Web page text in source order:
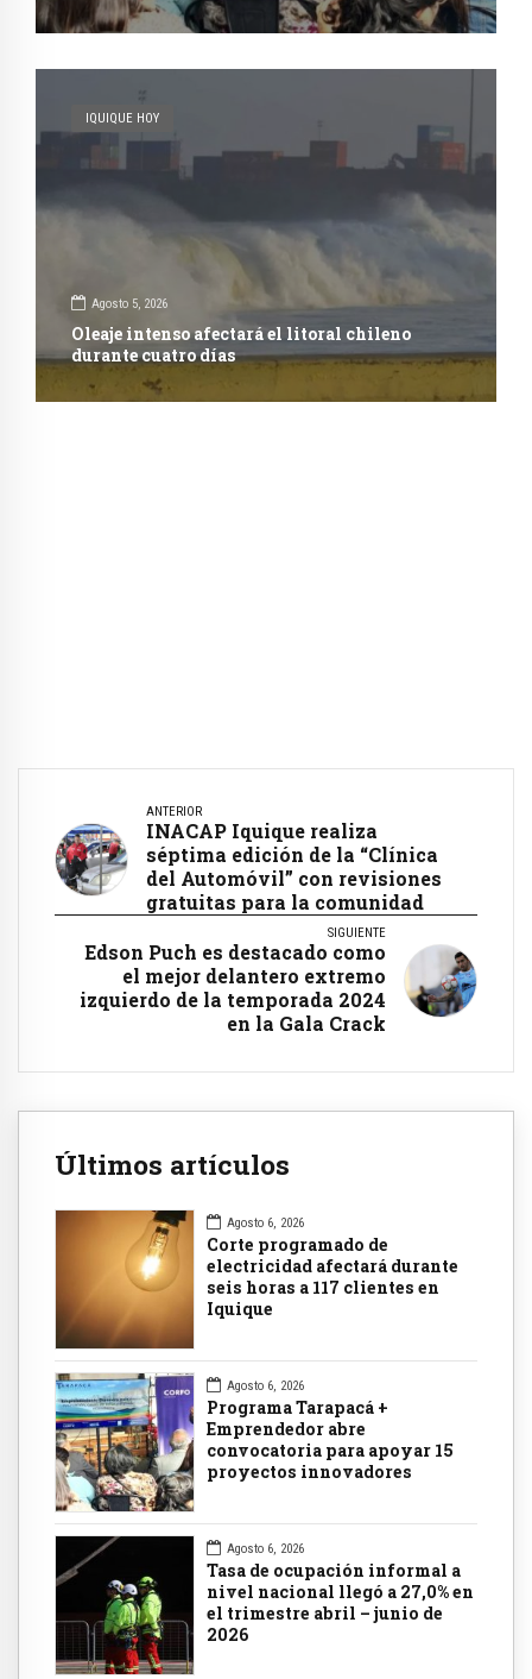
IQUIQUE HOY
Agosto 5, 2026
Oleaje intenso afectará el litoral chileno
durante cuatro días
ANTERIOR
INACAP Iquique realiza
séptima edición de la “Clínica
del Automóvil” con revisiones
gratuitas para la comunidad
SIGUIENTE
Edson Puch es destacado como
el mejor delantero extremo
izquierdo de la temporada 2024
en la Gala Crack
Últimos artículos
Agosto 6, 2026
Corte programado de
electricidad afectará durante
seis horas a 117 clientes en
Iquique
Agosto 6, 2026
Programa Tarapacá +
Emprendedor abre
convocatoria para apoyar 15
proyectos innovadores
Agosto 6, 2026
Tasa de ocupación informal a
nivel nacional llegó a 27,0% en
el trimestre abril – junio de
2026